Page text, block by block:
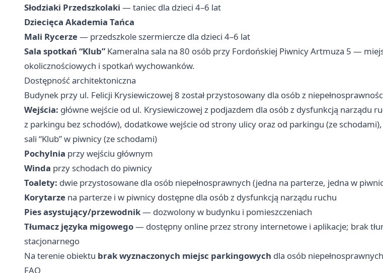
Słodziaki Przedszkolaki — taniec dla dzieci 4–6 lat
Dziecięca Akademia Tańca
Mali Rycerze— przedszkole szermiercze dla dzieci 4–6 lat
Sala spotkań “Klub”Kameralna sala na 80 osób przy Fordońskiej Piwnicy Artmuza 5 —
okolicznościowych i spotkań wychowanków.
Dostępność architektoniczna
Budynek przy ul. Felicji Krysiewiczowej 8 został przystosowany dla osób z
Wejścia: główne wejście od ul. Krysiewiczowej z podjazdem dla osób z dysfunkcją narządu
z parkingu bez schodów), dodatkowe wejście od strony ulicy oraz od parkingu (ze
sali “Klub” w piwnicy (ze schodami)
Pochylnia przy wejściu głównym
Winda przy schodach do piwnicy
Toalety: dwie przystosowane dla osób niepełnosprawnych (jedna na parterze, jedna w
Korytarze na parterze i w piwnicy dostępne dla osób z dysfunkcją narządu ruchu
Pies asystujący/przewodnik— dozwolony w budynku i pomieszczeniach
Tłumacz języka migowego— dostępny online przez strony internetowe i aplikacje; brak
stacjonarnego
Na terenie obiektu brak wyznaczonych miejsc parkingowych dla osób
FAQ